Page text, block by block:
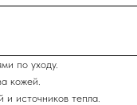
по уходу.
кожей.
источников тепла.